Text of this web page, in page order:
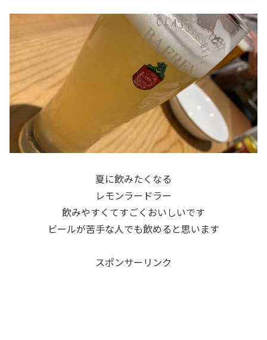
夏に飲みたくなる
レモンラードラー
飲みやすくてすごくおいしいです
ビールが苦手な人でも飲めると思います
スポンサーリンク